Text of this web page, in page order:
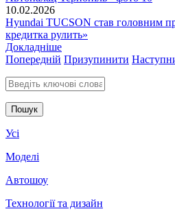
10.02.2026
Hyundai TUCSON став головним
кредитка рулить»
Докладніше
Попередній Призупинити
Введіть ключові слова для пошуку
Усі
Моделі
Автошоу
Технології та дизайн